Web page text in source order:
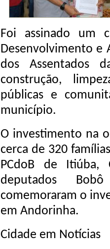
Foi assinado um
Desenvolvimento e
dos Assentados
construção,
públicas e
município.
O investimento na
cerca de 320
PCdoB de Itiúba,
deputados Bobô
comemoraram o
em Andorinha.
Cidade em Notícias